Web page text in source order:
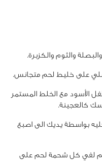
والثوم والكزبرة.
على خليط لحم متجانس.
الأسود مع الخلط المستمر
كالعجينة.
بواسطة يديك الى اصبع
ثم لفي كل شحمة لحم على